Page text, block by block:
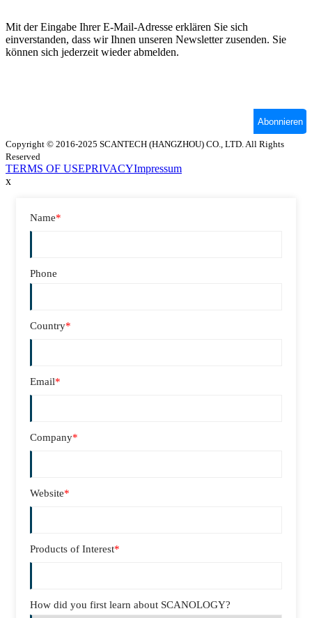
Copyright © 2016-2025 SCANTECH (HANGZHOU) CO., LTD. All Rights
Reserved
TERMS OF USEPRIVACYImpressum
x
Name*
Phone
Country*
Email*
Company*
Website*
Products of Interest*
How did you first learn about SCANOLOGY?